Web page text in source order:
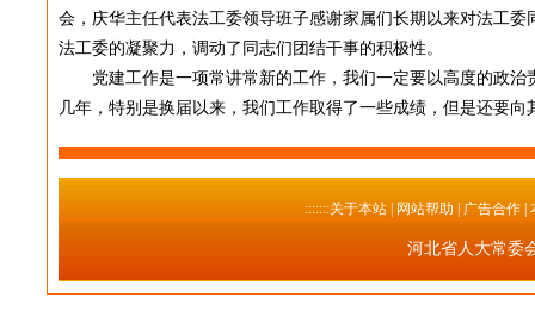
会，庆华主任代表法工委领导班子感谢家属们长期以来对法工
法工委的凝聚力，调动了同志们团结干事的积极性。
党建工作是一项常讲常新的工作，我们一定要以高度的政治
几年，特别是换届以来，我们工作取得了一些成绩，但是还要
:::::::关于本站| 网站帮助 | 广告合作 |
河北省人大常委